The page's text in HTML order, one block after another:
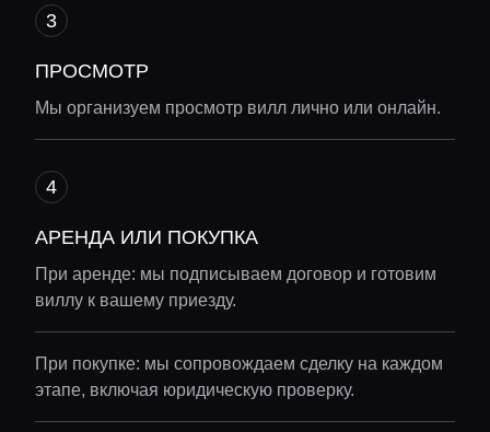
ПРОСМОТР
Мы организуем просмотр вилл лично или онлайн.
АРЕНДА ИЛИ ПОКУПКА
При аренде: мы подписываем договор и готовим
виллу к вашему приезду.
При покупке: мы сопровождаем сделку на каждом
этапе, включая юридическую проверку.